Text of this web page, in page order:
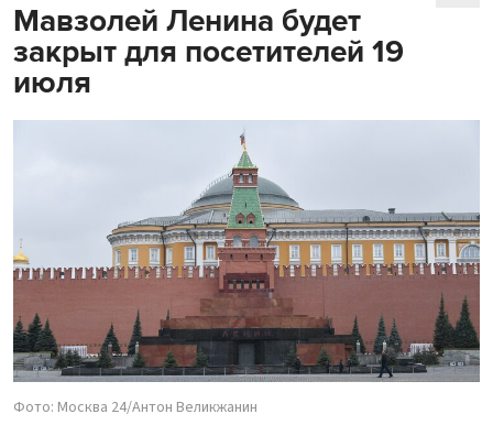
Мавзолей Ленина будет
закрыт для посетителей 19
июля
Фото: Москва 24/Антон Великжанин